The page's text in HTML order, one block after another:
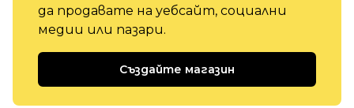
да продавате на уебсайт, социални
медии или пазари.
Създайте магазин